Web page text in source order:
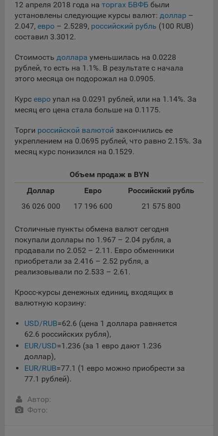
устройства) пользователя сайта Общества, указанных в
пункте 3 Политики, при их посещении для отражения
действий, совершенных пользователем. Эти файлы
позволяют не вводить заново или выбирать те же
сайта, например, выбор языковой версии.
Целями обработки файлов cookie являются:
идентификации субъектов персональных данных.
стороны (устанавливаемые сайтами, которые посещает
пользователь), так и сторонние файлы cookie (задаются
сервером, расположенным вне домена наших сайтов).
пользователей сайта (включая файлы «cookie»),
собираемые с помощью сервисов Интернет-статистики,
которые служат для сбора информации о действиях
пользователей на сайте, улучшения качества сайта и его
настройках браузера пользователя (включено
сохранение файлов cookie и использование технологии
JavaScript).
На сайтах обрабатываются следующие типы файлов
Общество может использовать файлы cookie для
рекламирования услуг пользователям сайта
пользователь посетит указанный сайт, то в дальнейшем
может встретить рекламу Общества на некоторых
сторонних веб-сайтах.
Иногда Общество использует сторонние файлы cookie
для отслеживания эффективности своих рекламных
объявлений. Такие файлы cookie, например, запоминают,
сайты Общества. С помощью данной процедуры
Общество также регулирует и оценивает эффективность
12 апреля 2018 года на торгах БВФБ были
установлены следующие курсы валют: доллар –
2.047, евро – 2.5289, российский рубль (100 RUB)
составил 3.3012.
Стоимость доллара уменьшилась на 0.0228
рублей, то есть на 1.1%. В результате с начала
этого месяца он подорожал на 0.0905.
Курс евро упал на 0.0291 рублей, или на 1.14%. За
месяц его цена стала больше на 0.1175.
Торги российской валютой закончились ее
укреплением на 0.0695 рублей, что равно 2.15%. За
месяц курс понизился на 0.1529.
Объем продаж в BYN
Доллар
Евро
Российский рубль
36 026 000
17 196 600 21 575 800
Столичные пункты обмена валют сегодня
покупали доллары по 1.967 – 2.04 рубля, а
продавали по 2.052 – 2.11. Евро обменники
приобретали за 2.416 – 2.52 рубля, а
реализовывали по 2.533 – 2.61.
Кросс-курсы денежных единиц, входящих в
валютную корзину:
USD/RUB=62.6 (цена 1 доллара равняется
62.6 российских рубля),
EUR/USD=1.236 (за 1 евро дают 1.236
доллар),
EUR/RUB=77.1 (1 евро можно приобрести за
77.1 рублей).
Автор:
Фото: